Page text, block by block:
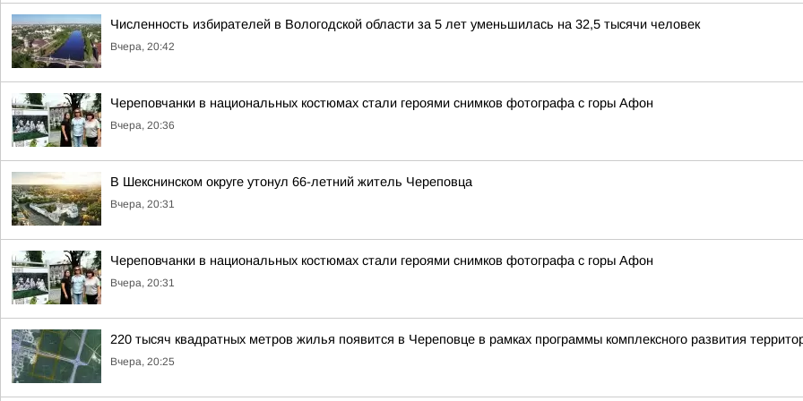
Численность избирателей в Вологодской области за 5 лет уменьшилась на 32,5 тысячи человек
Вчера, 20:42
Череповчанки в национальных костюмах стали героями снимков фотографа с горы Афон
Вчера, 20:36
В Шекснинском округе утонул 66-летний житель Череповца
Вчера, 20:31
Череповчанки в национальных костюмах стали героями снимков фотографа с горы Афон
Вчера, 20:31
220 тысяч квадратных метров жилья появится в Череповце в рамках программы комплексного развития
Вчера, 20:25